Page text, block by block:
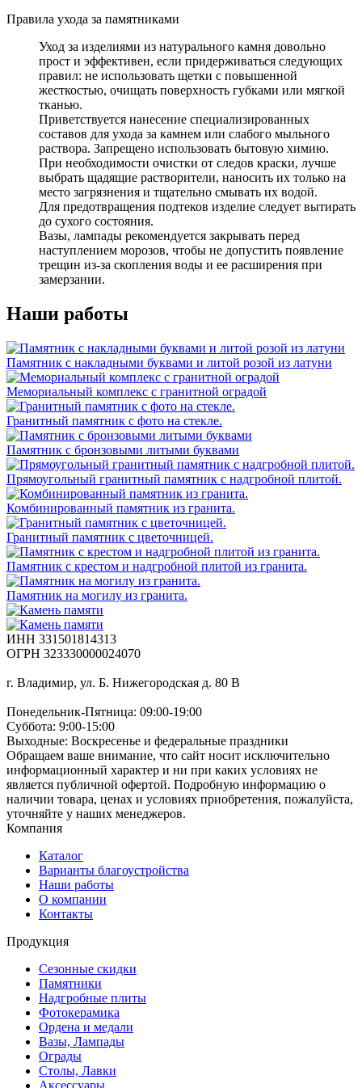
Правила ухода за памятниками
Уход за изделиями из натурального камня довольно
прост и эффективен, если придерживаться следующих
правил: не использовать щетки с повышенной
жесткостью, очищать поверхность губками или мягкой
тканью.
Приветствуется нанесение специализированных
составов для ухода за камнем или слабого мыльного
раствора. Запрещено использовать бытовую химию.
При необходимости очистки от следов краски, лучше
выбрать щадящие растворители, наносить их только на
место загрязнения и тщательно смывать их водой.
Для предотвращения подтеков изделие следует вытирать
до сухого состояния.
Вазы, лампады рекомендуется закрывать перед
наступлением морозов, чтобы не допустить появление
трещин из-за скопления воды и ее расширения при
замерзании.
Наши работы
Памятник с накладными буквами и литой розой из латуни
Мемориальный комплекс с гранитной оградой
Гранитный памятник с фото на стекле.
Памятник с бронзовыми литыми буквами
Прямоугольный гранитный памятник с надгробной плитой.
Комбинированный памятник из гранита.
Гранитный памятник с цветочницей.
Памятник с крестом и надгробной плитой из гранита.
Памятник на могилу из гранита.
ИНН 331501814313
ОГРН 323330000024070
г. Владимир, ул. Б. Нижегородская д. 80 В
Понедельник-Пятница: 09:00-19:00
Суббота: 9:00-15:00
Выходные: Воскресенье и федеральные праздники
Обращаем ваше внимание, что сайт носит исключительно
информационный характер и ни при каких условиях не
является публичной офертой. Подробную информацию о
наличии товара, ценах и условиях приобретения, пожалуйста,
уточняйте у наших менеджеров.
Компания
Каталог
Варианты благоустройства
Наши работы
О компании
Контакты
Продукция
Сезонные скидки
Памятники
Надгробные плиты
Фотокерамика
Ордена и медали
Вазы, Лампады
Ограды
Столы, Лавки
Аксессуары